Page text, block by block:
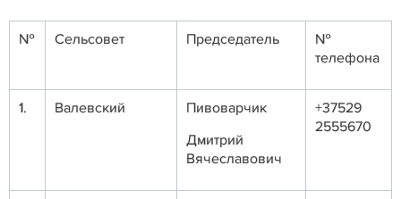
№ Сельсовет Председатель
№
телефона
1. Валевский
Пивоварчик
Дмитрий
Вячеславович
+37529
2555670